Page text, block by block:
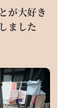
が大好き
ました